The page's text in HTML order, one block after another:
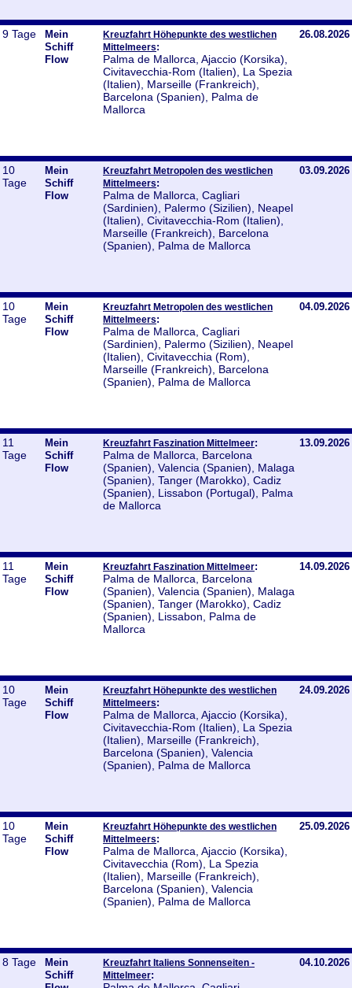
9 Tage
Mein
Schiff
Flow
Kreuzfahrt Höhepunkte des westlichen
Mittelmeers:
Palma de Mallorca, Ajaccio (Korsika),
Civitavecchia-Rom (Italien), La Spezia
(Italien), Marseille (Frankreich),
Barcelona (Spanien), Palma de
Mallorca
26.08.2026
10
Tage
Mein
Schiff
Flow
Kreuzfahrt Metropolen des westlichen
Mittelmeers:
Palma de Mallorca, Cagliari
(Sardinien), Palermo (Sizilien), Neapel
(Italien), Civitavecchia-Rom (Italien),
Marseille (Frankreich), Barcelona
(Spanien), Palma de Mallorca
03.09.2026
10
Tage
Mein
Schiff
Flow
Kreuzfahrt Metropolen des westlichen
Mittelmeers:
Palma de Mallorca, Cagliari
(Sardinien), Palermo (Sizilien), Neapel
(Italien), Civitavecchia (Rom),
Marseille (Frankreich), Barcelona
(Spanien), Palma de Mallorca
04.09.2026
11
Tage
Mein
Schiff
Flow
Kreuzfahrt Faszination Mittelmeer:
Palma de Mallorca, Barcelona
(Spanien), Valencia (Spanien), Malaga
(Spanien), Tanger (Marokko), Cadiz
(Spanien), Lissabon (Portugal), Palma
de Mallorca
13.09.2026
11
Tage
Mein
Schiff
Flow
Kreuzfahrt Faszination Mittelmeer:
Palma de Mallorca, Barcelona
(Spanien), Valencia (Spanien), Malaga
(Spanien), Tanger (Marokko), Cadiz
(Spanien), Lissabon, Palma de
Mallorca
14.09.2026
10
Tage
Mein
Schiff
Flow
Kreuzfahrt Höhepunkte des westlichen
Mittelmeers:
Palma de Mallorca, Ajaccio (Korsika),
Civitavecchia-Rom (Italien), La Spezia
(Italien), Marseille (Frankreich),
Barcelona (Spanien), Valencia
(Spanien), Palma de Mallorca
24.09.2026
10
Tage
Mein
Schiff
Flow
Kreuzfahrt Höhepunkte des westlichen
Mittelmeers:
Palma de Mallorca, Ajaccio (Korsika),
Civitavecchia (Rom), La Spezia
(Italien), Marseille (Frankreich),
Barcelona (Spanien), Valencia
(Spanien), Palma de Mallorca
25.09.2026
8 Tage
Mein
Schiff
Kreuzfahrt Italiens Sonnenseiten -
Mittelmeer:
04.10.2026